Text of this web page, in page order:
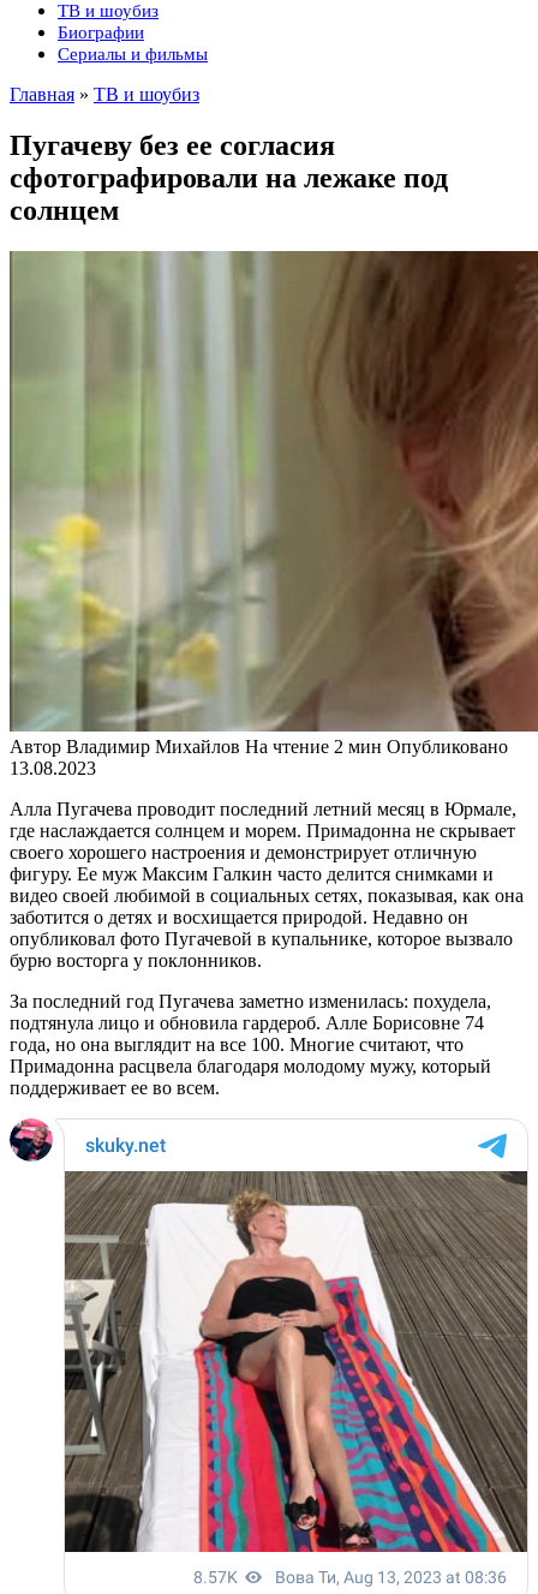
ТВ и шоубиз
Биографии
Сериалы и фильмы
Главная » ТВ и шоубиз
Пугачеву без ее согласия
сфотографировали на лежаке под
солнцем
Автор Владимир Михайлов На чтение 2 мин Опубликовано
13.08.2023
Алла Пугачева проводит последний летний месяц в Юрмале,
где наслаждается солнцем и морем. Примадонна не скрывает
своего хорошего настроения и демонстрирует отличную
фигуру. Ее муж Максим Галкин часто делится снимками и
видео своей любимой в социальных сетях, показывая, как она
заботится о детях и восхищается природой. Недавно он
опубликовал фото Пугачевой в купальнике, которое вызвало
бурю восторга у поклонников.
За последний год Пугачева заметно изменилась: похудела,
подтянула лицо и обновила гардероб. Алле Борисовне 74
года, но она выглядит на все 100. Многие считают, что
Примадонна расцвела благодаря молодому мужу, который
поддерживает ее во всем.